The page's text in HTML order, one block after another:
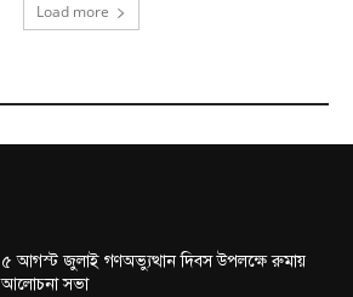
Load more
৫ আগস্ট জুলাই গণঅভ্যুত্থান দিবস উপলক্ষে রুমায়
আলোচনা সভা